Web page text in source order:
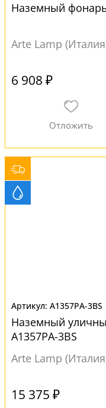
Наземный
Arte Lamp
6 908 ₽
A1357PA-3BS
Наземный
A1357PA-3BS
Arte Lamp
15 375 ₽